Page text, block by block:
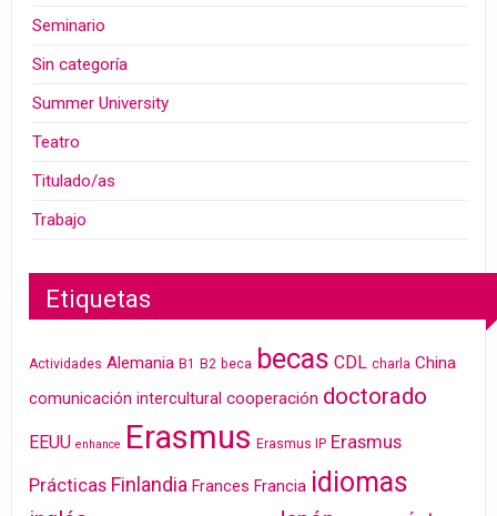
Seminario
Sin categoría
Summer University
Teatro
Titulado/as
Trabajo
Etiquetas
Actividades Alemania B1 B2 beca becas CDL charla China
comunicación intercultural cooperación doctorado
EEUU enhance Erasmus Erasmus IP Erasmus
Prácticas Finlandia Frances Francia idiomas